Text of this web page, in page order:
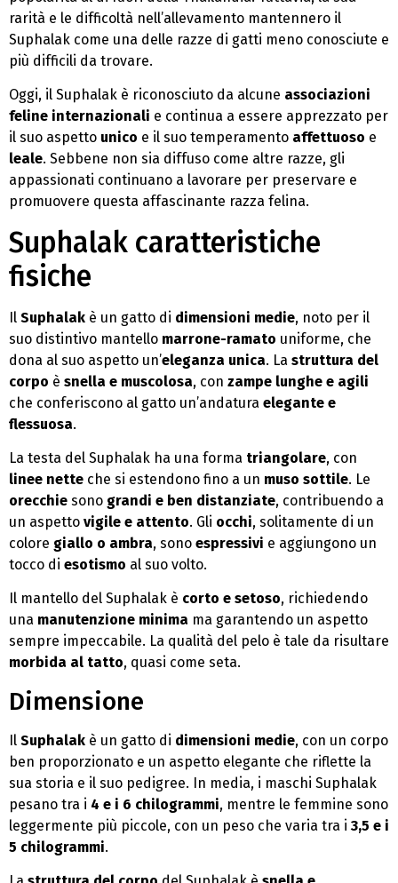
rarità e le difficoltà nell’allevamento mantennero il
Suphalak come una delle razze di gatti meno conosciute e
più difficili da trovare.
Oggi, il Suphalak è riconosciuto da alcune associazioni
feline internazionali e continua a essere apprezzato per
il suo aspetto unico e il suo temperamento affettuoso e
leale. Sebbene non sia diffuso come altre razze, gli
appassionati continuano a lavorare per preservare e
promuovere questa affascinante razza felina.
Suphalak caratteristiche
fisiche
Il Suphalak è un gatto di dimensioni medie, noto per il
suo distintivo mantello marrone-ramato uniforme, che
dona al suo aspetto un’eleganza unica. La struttura del
corpo è snella e muscolosa, con zampe lunghe e agili
che conferiscono al gatto un’andatura elegante e
flessuosa.
La testa del Suphalak ha una forma triangolare, con
linee nette che si estendono fino a un muso sottile. Le
orecchie sono grandi e ben distanziate, contribuendo a
un aspetto vigile e attento. Gli occhi, solitamente di un
colore giallo o ambra, sono espressivi e aggiungono un
tocco di esotismo al suo volto.
Il mantello del Suphalak è corto e setoso, richiedendo
una manutenzione minima ma garantendo un aspetto
sempre impeccabile. La qualità del pelo è tale da risultare
morbida al tatto, quasi come seta.
Dimensione
Il Suphalak è un gatto di dimensioni medie, con un corpo
ben proporzionato e un aspetto elegante che riflette la
sua storia e il suo pedigree. In media, i maschi Suphalak
pesano tra i 4 e i 6 chilogrammi, mentre le femmine sono
leggermente più piccole, con un peso che varia tra i 3,5 e i
5 chilogrammi.